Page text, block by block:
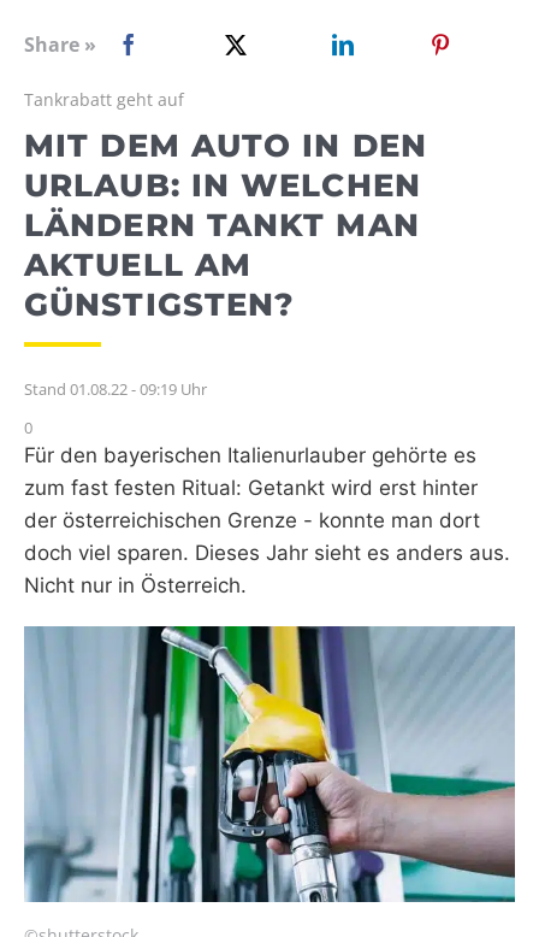
WEBRADIO
Share »
Tankrabatt geht auf
MIT DEM AUTO IN DEN
URLAUB: IN WELCHEN
LÄNDERN TANKT MAN
AKTUELL AM
GÜNSTIGSTEN?
Stand 01.08.22 - 09:19 Uhr
0
Für den bayerischen Italienurlauber gehörte es
zum fast festen Ritual: Getankt wird erst hinter
der österreichischen Grenze - konnte man dort
doch viel sparen. Dieses Jahr sieht es anders aus.
Nicht nur in Österreich.